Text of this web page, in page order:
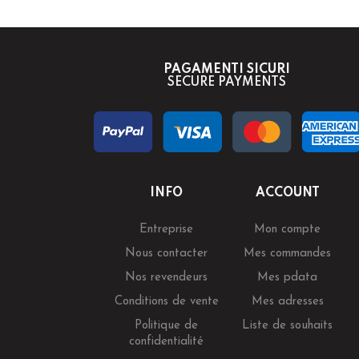
PAGAMENTI SICURI
SECURE PAYMENTS
INFO
Entreprise
Nous contacter
Nos revendeurs
Conditions de vente
Politique de
confidentialité
ACCOUNT
Mon compte
Mes commandes
Mes pdata
Mes adresses
Liste de souhaits